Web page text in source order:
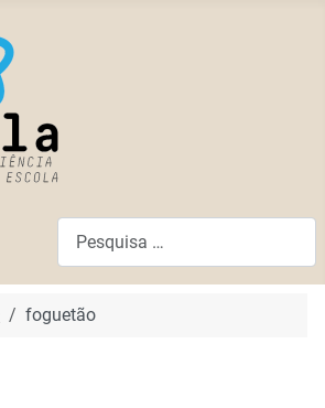
foguetão